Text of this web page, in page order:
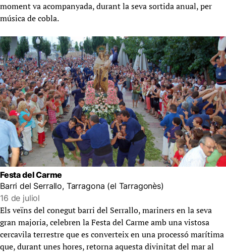
moment va acompanyada, durant la seva sortida anual, per
música de cobla.
Festa del Carme
Barri del Serrallo, Tarragona (el Tarragonès)
16 de juliol
Els veïns del conegut barri del Serrallo, mariners en la seva
gran majoria, celebren la Festa del Carme amb una vistosa
cercavila terrestre que es converteix en una processó marítima
que, durant unes hores, retorna aquesta divinitat del mar al